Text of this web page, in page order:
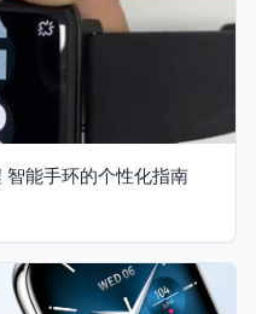
能手环的个性化指南